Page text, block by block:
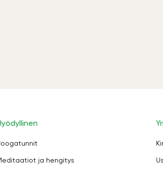
ja hengitys